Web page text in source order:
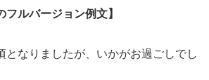
フルバージョン例文】
となりましたが、いかがお過ごしでし